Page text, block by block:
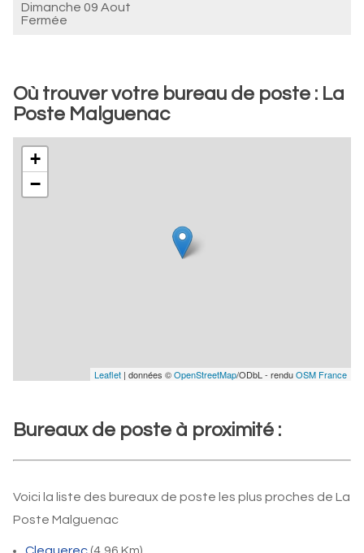
Dimanche 09 Aout
Fermée
Où trouver votre bureau de poste : La
Poste Malguenac
+
−
Leaflet | données ©OpenStreetMap/ODbL - renduOSM France
Bureaux de poste à proximité :
Voici la liste des bureaux de poste les plus proches de La
Poste Malguenac